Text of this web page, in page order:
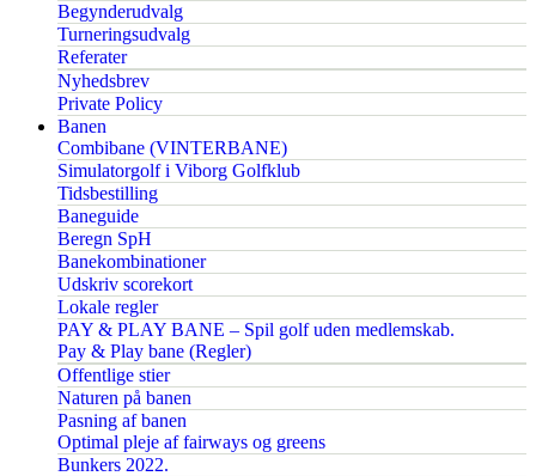
Begynderudvalg
Turneringsudvalg
Referater
Nyhedsbrev
Private Policy
Banen
Combibane (VINTERBANE)
Simulatorgolf i Viborg Golfklub
Tidsbestilling
Baneguide
Beregn SpH
Banekombinationer
Udskriv scorekort
Lokale regler
PAY & PLAY BANE – Spil golf uden medlemskab.
Pay & Play bane (Regler)
Offentlige stier
Naturen på banen
Pasning af banen
Optimal pleje af fairways og greens
Bunkers 2022.